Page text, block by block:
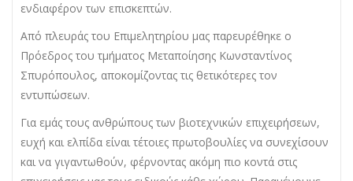
ενδιαφέρον των επισκεπτών.
Από πλευράς του Επιμελητηρίου μας παρευρέθηκε ο
Πρόεδρος του τμήματος Μεταποίησης Κωνσταντίνος
Σπυρόπουλος, αποκομίζοντας τις θετικότερες τον
εντυπώσεων.
Για εμάς τους ανθρώπους των βιοτεχνικών επιχειρήσεων,
ευχή και ελπίδα είναι τέτοιες πρωτοβουλίες να συνεχίσουν
και να γιγαντωθούν, φέρνοντας ακόμη πιο κοντά στις